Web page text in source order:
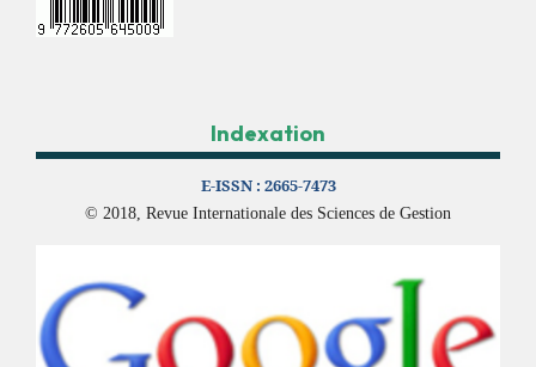
Indexation
E-ISSN : 2665-7473
© 2018, Revue Internationale des Sciences de Gestion